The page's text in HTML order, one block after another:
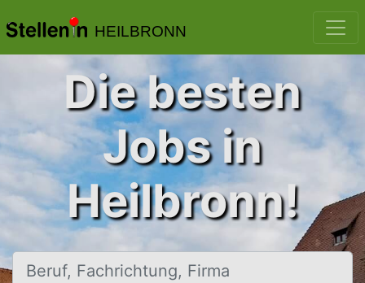
HEILBRONN
Die besten
Jobs in
Heilbronn!
Beruf, Fachrichtung, Firma